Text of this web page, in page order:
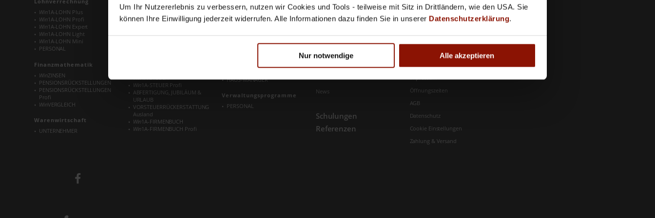
Um Ihr Nutzererlebnis zu verbessern, nutzen wir Cookies und Tools - teilweise mit Sitz in Drittländern, wie den USA. Sie
können Ihre Einwilligung jederzeit widerrufen. Alle Informationen dazu finden Sie in unserer Datenschutzerklärung.
Nur notwendige Alle akzeptieren
Win1A-LOHN Plus
Win1A-LOHN Profi
Win1A-LOHN Expert
Win1A-LOHN Light
Win1A-LOHN Mini
PERSONAL
Finanzmathematik
WinZINSEN
PENSIONSRÜCKSTELLUNGEN
PENSIONSRÜCKSTELLUNGEN
Profi
WinVERGLEICH
Warenwirtschaft
UNTERNEHMER
Win 1A-FIBU
Win1A-FIBU Profi
BUCHHALTER
Win1A-STEUER
Win 1A-STEUER Profi
ABFERTIGUNG, JUBILÄUM &
URLAUB
VORSTEUERRÜCKERSTATTUNG
Ausland
Win1A-FIRMENBUCH
Win1A-FIRMENBUCH Profi
PERSONAL
CASH-TRENDS
DIAGNOSE
Hausverwaltung
HAUS-MANAGER
Verwaltungs­programme
PERSONAL
Downloads
Bestellscheine
News
Schulungen
Referenzen
Partner
Öffnungszeiten
AGB
Datenschutz
Cookie Einstellungen
Zahlung & Versand